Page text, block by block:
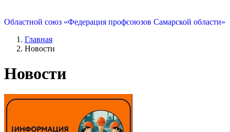
Областной союз «Федерация профсоюзов Самарской области»
Главная
Новости
Новости